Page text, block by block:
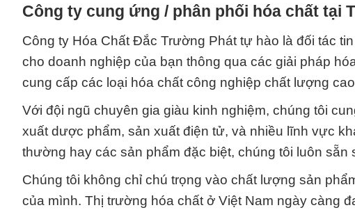
Công ty cung ứng / phân phối hóa chất tại
Công ty Hóa Chất Đắc Trường Phát tự hào là đối tác
cho doanh nghiệp của bạn thông qua các giải pháp
cung cấp các loại hóa chất công nghiệp chất lượng
Với đội ngũ chuyên gia giàu kinh nghiệm, chúng tôi
xuất dược phẩm, sản xuất điện tử, và nhiều lĩnh vực
thường hay các sản phẩm đặc biệt, chúng tôi luôn sẵn
Chúng tôi không chỉ chú trọng vào chất lượng sản
của mình. Thị trường hóa chất ở Việt Nam ngày càng